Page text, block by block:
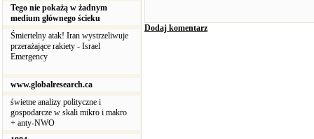
Tego nie pokażą w żadnym
medium głównego ścieku
Śmiertelny atak! Iran wystrzeliwuje
przerażające rakiety - Israel
Emergency
www.globalresearch.ca
świetne analizy polityczne i
gospodarcze w skali mikro i makro
+ anty-NWO
Dodaj komentarz